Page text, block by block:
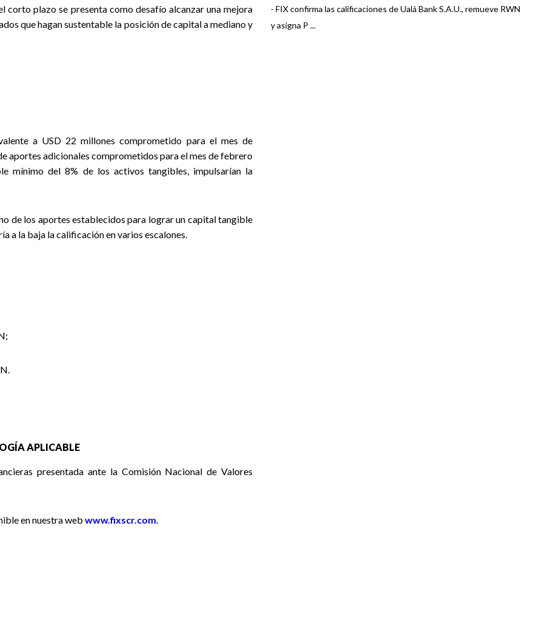
corto plazo se presenta como desafío alcanzar una mejora
que hagan sustentable la posición de capital a mediano y
a USD 22 millones comprometido para el mes de
aportes adicionales comprometidos para el mes de febrero
mínimo del 8% de los activos tangibles, impulsarían la
de los aportes establecidos para lograr un capital tangible
a la baja la calificación en varios escalones.
APLICABLE
presentada ante la Comisión Nacional de Valores
en nuestra web www.fixscr.com.
- FIX confirma las calificaciones de Ualá Bank S.A.U., remueve RWN
y asigna P ...